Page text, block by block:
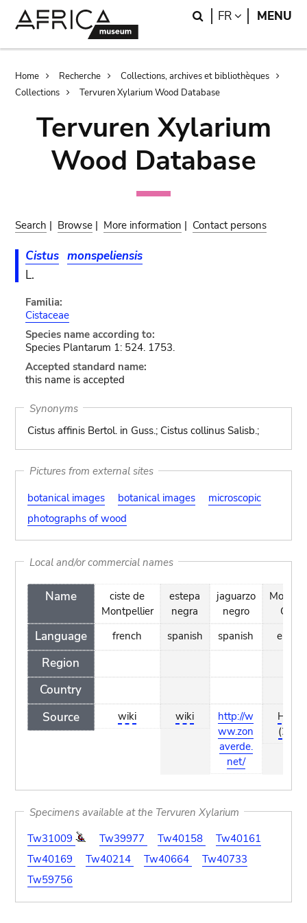
Search
FR LANGUAGE
MENU
Breadcrumb
Home Recherche
Collections, archives et bibliothèques
Collections
Tervuren Xylarium Wood Database
Tervuren Xylarium
Wood Database
Search | Browse | More information | Contact persons
Cistus monspeliensis
L.
Familia:
Cistaceae
Species name according to:
Species Plantarum 1: 524. 1753.
Accepted standard name:
this name is accepted
Synonyms
Cistus affinis Bertol. in Guss.; Cistus collinus Salisb.;
Pictures from external sites
botanical images
botanical images
microscopic
photographs of wood
Local and/or commercial names
Name
Language
Region
Country
Source
ciste de
Montpellier
french
wiki
estepa
negra
spanish
wiki
jaguarzo
negro
spanish
http://w
ww.zon
averde.
net/
Cistus
Specimens available at the Tervuren Xylarium
Tw31009
Tw39977 Tw40158
Tw40161
Tw40169
Tw40214 Tw40664
Tw40733
Tw59756